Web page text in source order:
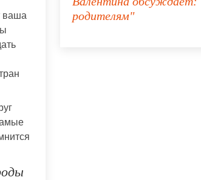
ваша
родителям"